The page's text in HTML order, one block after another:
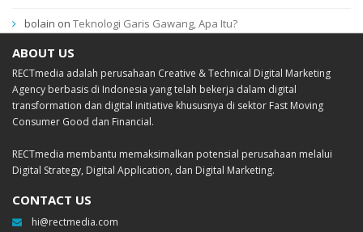
bolain on Teknologi Garis Gawang, Apa Itu?
ABOUT US
RECTmedia adalah perusahaan Creative & Technical Digital Marketing
Agency berbasis di Indonesia yang telah bekerja dalam digital
transformation dan digital initiative khususnya di sektor Fast Moving
Consumer Good dan Financial.
RECTmedia membantu memaksimalkan potensial perusahaan melalui
Digital Strategy, Digital Application, dan Digital Marketing.
CONTACT US
hi@rectmedia.com